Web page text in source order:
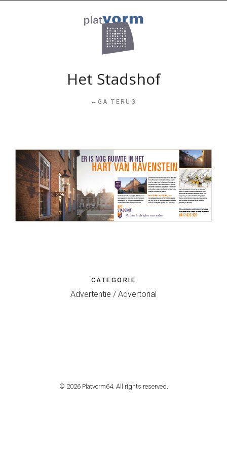
Het Stadshof
← GA TERUG
CATEGORIE
Advertentie / Advertorial
© 2026 Platvorm64. All rights reserved.